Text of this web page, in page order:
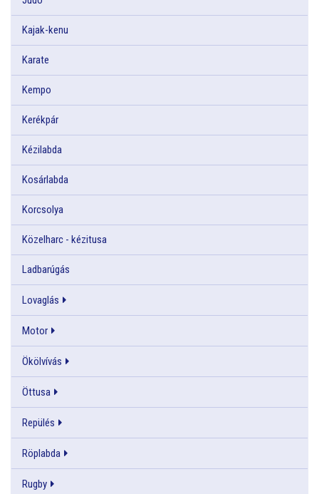
Kajak-kenu
Karate
Kempo
Kerékpár
Kézilabda
Kosárlabda
Korcsolya
Közelharc - kézitusa
Ladbarúgás
Lovaglás
Motor
Ökölvívás
Öttusa
Repülés
Röplabda
Rugby